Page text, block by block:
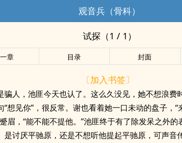
观音兵（骨科）
试探（1 / 1）
章 目录 封面
〔加入书签〕
骗人，池匪今天也认了。这么久没见，她不想浪费
“想见你”，很反常。谢也看着她一口未动的盘子，
眉，“能不能不提他。”池匪终于有了除发呆之外
是讨厌平驰原，还是不想听他提起平驰原，可声音